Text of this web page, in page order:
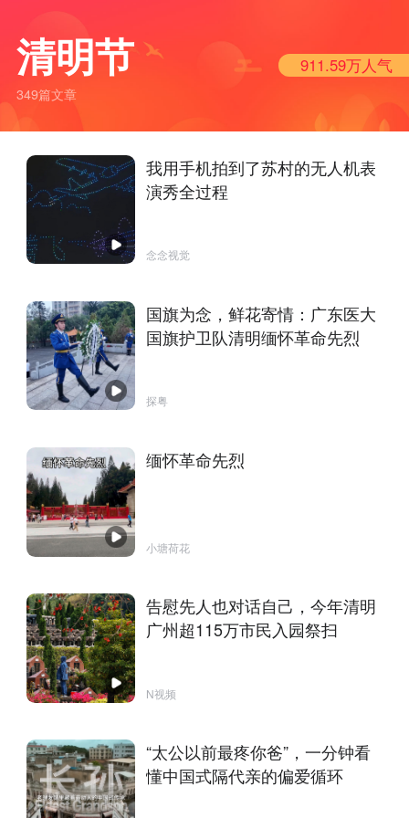
清明节
349篇文章
911.59万人气
我用手机拍到了苏村的无人机表
演秀全过程
念念视觉
国旗为念，鲜花寄情：广东医大
国旗护卫队清明缅怀革命先烈
探粤
缅怀革命先烈
小塘荷花
告慰先人也对话自己，今年清明
广州超115万市民入园祭扫
N视频
“太公以前最疼你爸”，一分钟看
懂中国式隔代亲的偏爱循环